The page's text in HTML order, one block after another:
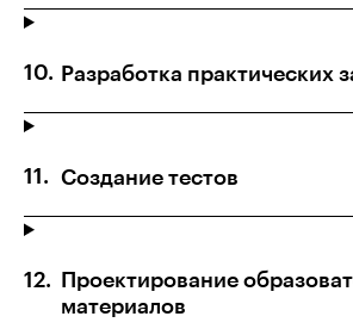
Разработка практических
Создание тестов
Проектирование
материалов